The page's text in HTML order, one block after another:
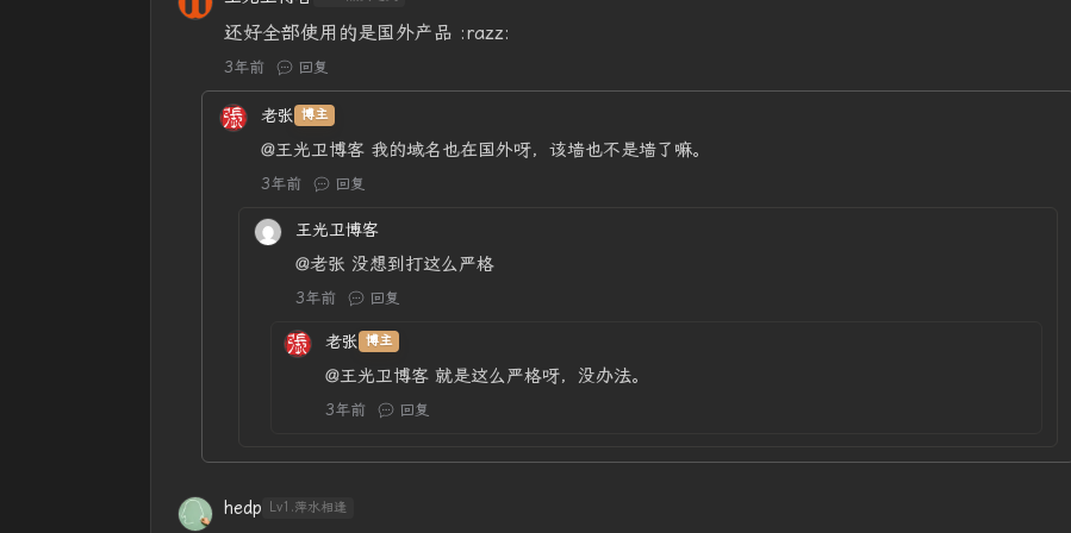
还好全部使用的是国外产品 :razz:
3年前 回复
老张 博主
@王光卫博客 我的域名也在国外呀，该墙也不是墙了嘛。
3年前 回复
王光卫博客
@老张 没想到打这么严格
3年前 回复
老张 博主
@王光卫博客 就是这么严格呀，没办法。
3年前 回复
hedp Lv1.萍水相逢